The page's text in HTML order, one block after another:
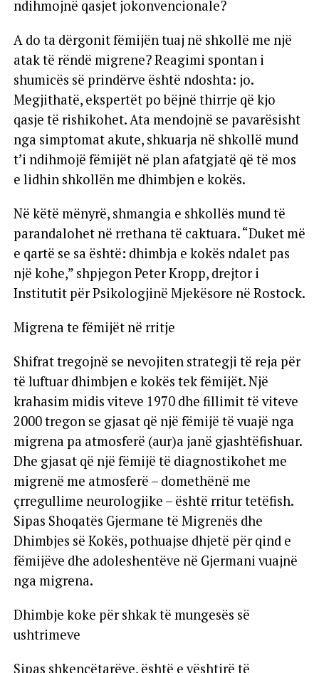
ndihmojnë qasjet jokonvencionale?
A do ta dërgonit fëmijën tuaj në shkollë me një
atak të rëndë migrene? Reagimi spontan i
shumicës së prindërve është ndoshta: jo.
Megjithatë, ekspertët po bëjnë thirrje që kjo
qasje të rishikohet. Ata mendojnë se pavarësisht
nga simptomat akute, shkuarja në shkollë mund
t’i ndihmojë fëmijët në plan afatgjatë që të mos
e lidhin shkollën me dhimbjen e kokës.
Në këtë mënyrë, shmangia e shkollës mund të
parandalohet në rrethana të caktuara. “Duket më
e qartë se sa është: dhimbja e kokës ndalet pas
një kohe,” shpjegon Peter Kropp, drejtor i
Institutit për Psikologjinë Mjekësore në Rostock.
Migrena te fëmijët në rritje
Shifrat tregojnë se nevojiten strategji të reja për
të luftuar dhimbjen e kokës tek fëmijët. Një
krahasim midis viteve 1970 dhe fillimit të viteve
2000 tregon se gjasat që një fëmijë të vuajë nga
migrena pa atmosferë (aur)a janë gjashtëfishuar.
Dhe gjasat që një fëmijë të diagnostikohet me
migrenë me atmosferë – domethënë me
çrregullime neurologjike – është rritur tetëfish.
Sipas Shoqatës Gjermane të Migrenës dhe
Dhimbjes së Kokës, pothuajse dhjetë për qind e
fëmijëve dhe adoleshentëve në Gjermani vuajnë
nga migrena.
Dhimbje koke për shkak të mungesës së
ushtrimeve
Sipas shkencëtarëve, është e vështirë të